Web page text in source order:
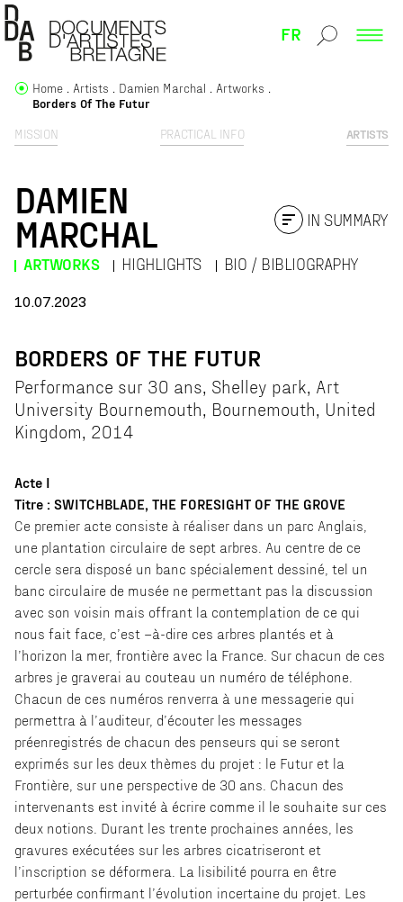
FR
MISSION PRACTICAL INFO ARTISTS
Home Artists Damien Marchal
Artworks
Borders Of The Futur
DAMIEN
MARCHAL
ARTWORKS HIGHLIGHTS BIO / BIBLIOGRAPHY
IN SUMMARY
10.07.2023
BORDERS OF THE FUTUR
Performance sur 30 ans, Shelley park, Art
University Bournemouth, Bournemouth, United
Kingdom, 2014
Acte I
Titre : SWITCHBLADE, THE FORESIGHT OF THE GROVE
Ce premier acte consiste à réaliser dans un parc Anglais,
une plantation circulaire de sept arbres. Au centre de ce
cercle sera disposé un banc spécialement dessiné, tel un
banc circulaire de musée ne permettant pas la discussion
avec son voisin mais offrant la contemplation de ce qui
nous fait face, c’est –à-dire ces arbres plantés et à
l’horizon la mer, frontière avec la France. Sur chacun de ces
arbres je graverai au couteau un numéro de téléphone.
Chacun de ces numéros renverra à une messagerie qui
permettra à l’auditeur, d’écouter les messages
préenregistrés de chacun des penseurs qui se seront
exprimés sur les deux thèmes du projet : le Futur et la
Frontière, sur une perspective de 30 ans. Chacun des
intervenants est invité à écrire comme il le souhaite sur ces
deux notions. Durant les trente prochaines années, les
gravures exécutées sur les arbres cicatriseront et
l’inscription se déformera. La lisibilité pourra en être
perturbée confirmant l’évolution incertaine du projet. Les